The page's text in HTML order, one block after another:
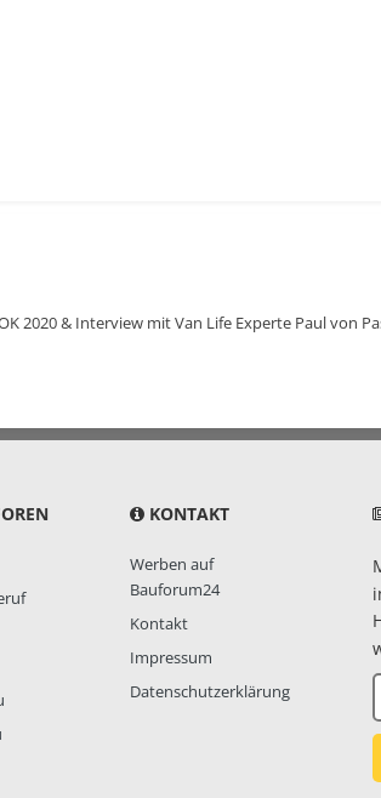
2020 & Interview mit Van Life Experte Paul
KONTAKT
Werben auf
Bauforum24
Kontakt
Impressum
Datenschutzerklärung